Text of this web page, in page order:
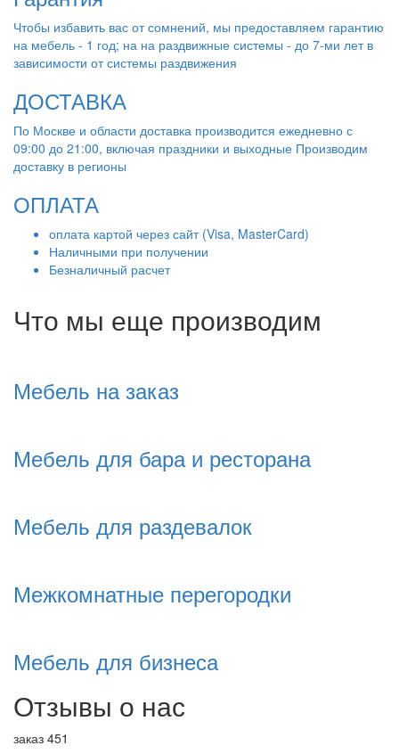
Чтобы избавить вас от сомнений, мы предоставляем гарантию
на мебель - 1 год; на на раздвижные системы - до 7-ми лет в
зависимости от системы раздвижения
ДОСТАВКА
По Москве и области доставка производится ежедневно с
09:00 до 21:00, включая праздники и выходные Производим
доставку в регионы
ОПЛАТА
оплата картой через сайт (Visa, MasterCard)
Наличными при получении
Безналичный расчет
Что мы еще производим
Мебель на заказ
Мебель для бара и ресторана
Мебель для раздевалок
Межкомнатные перегородки
Мебель для бизнеса
Отзывы о нас
заказ 451